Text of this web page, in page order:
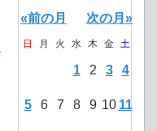
«前の月 次の月»
日 月 火 水 木 金 土
1 2 3 4
5 6 7 8 9 10 11